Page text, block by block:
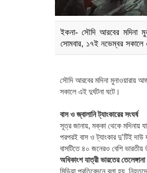
ইকনা- সৌদি আরবের মদিনা
সোমবার, ১৭ই নভেম্বর সকালে
সৌদি আরবের মদিনা মুনাওয়ারায়
সকালে এই দুর্ঘটনা ঘটে।
বাস ও জ্বালানি ট্যাংকারের সংঘর্ষ
সূত্র জানায়, মক্কা থেকে মদিনায়
পরপরই বাস ও ট্যাংকার দু’টিই
বাসটিতে ৪০ জনেরও বেশি
অধিকাংশ যাত্রী ভারতের